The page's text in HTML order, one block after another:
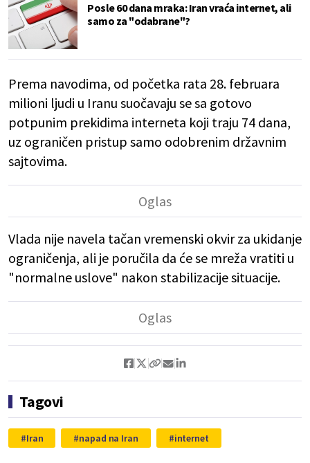
Posle 60 dana mraka: Iran vraća internet, ali
samo za "odabrane"?
Prema navodima, od početka rata 28. februara
milioni ljudi u Iranu suočavaju se sa gotovo
potpunim prekidima interneta koji traju 74 dana,
uz ograničen pristup samo odobrenim državnim
sajtovima.
Vlada nije navela tačan vremenski okvir za ukidanje
ograničenja, ali je poručila da će se mreža vratiti u
"normalne uslove" nakon stabilizacije situacije.
Tagovi
Iran napad na Iran internet